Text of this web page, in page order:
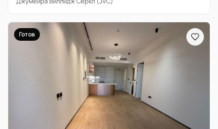
Готов